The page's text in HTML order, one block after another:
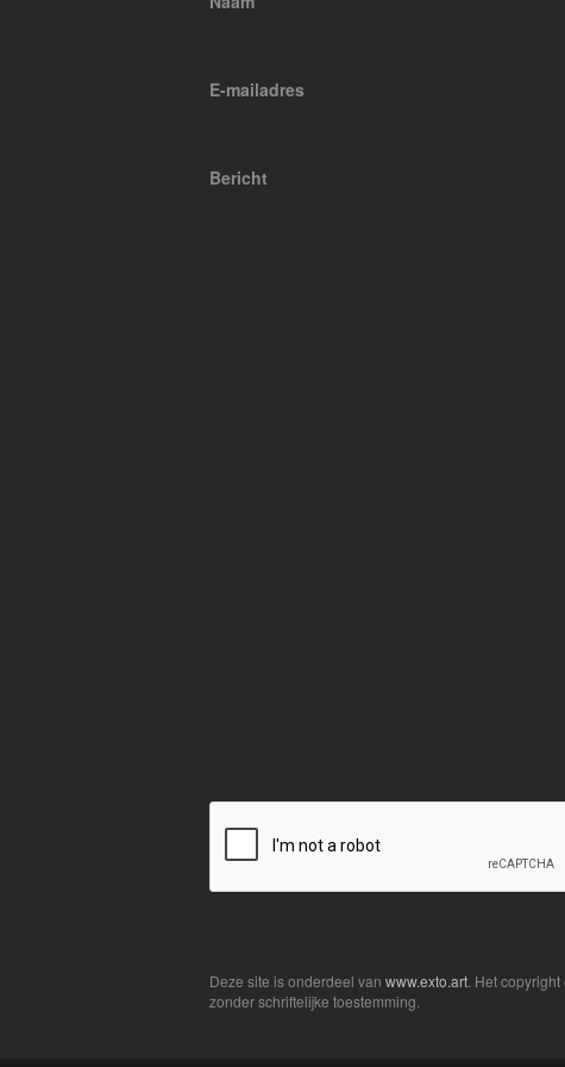
E-mailadres
Bericht
Deze site is onderdeel van www.exto.art . Het
zonder schriftelijke toestemming.